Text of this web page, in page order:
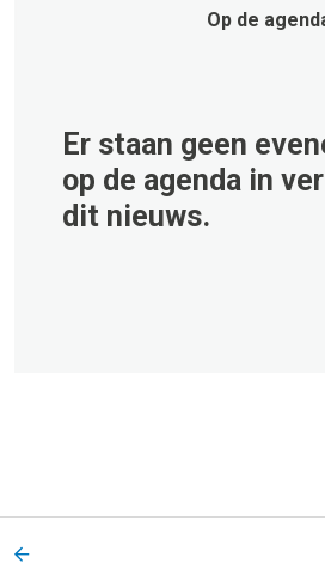
Op de
Er staan geen
op de agenda in
dit nieuws.